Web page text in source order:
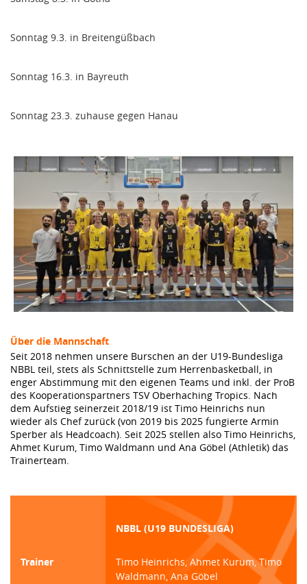
Sonntag 9.3. in Breitengüßbach
Sonntag 16.3. in Bayreuth
Sonntag 23.3. zuhause gegen Hanau
Über die Mannschaft
Seit 2018 nehmen unsere Burschen an der U19-Bundesliga
NBBL teil, stets als Schnittstelle zum Herrenbasketball, in
enger Abstimmung mit den eigenen Teams und inkl. der ProB
des Kooperationspartners TSV Oberhaching Tropics. Nach
dem Aufstieg seinerzeit 2018/19 ist Timo Heinrichs nun
wieder als Chef zurück (von 2019 bis 2025 fungierte Armin
Sperber als Headcoach). Seit 2025 stellen also Timo Heinrichs,
Ahmet Kurum, Timo Waldmann und Ana Göbel (Athletik) das
Trainerteam.
NBBL (U19 BUNDESLIGA)
Trainer
Timo Heinrichs, Ahmet Kurum, Timo
Waldmann, Ana Göbel